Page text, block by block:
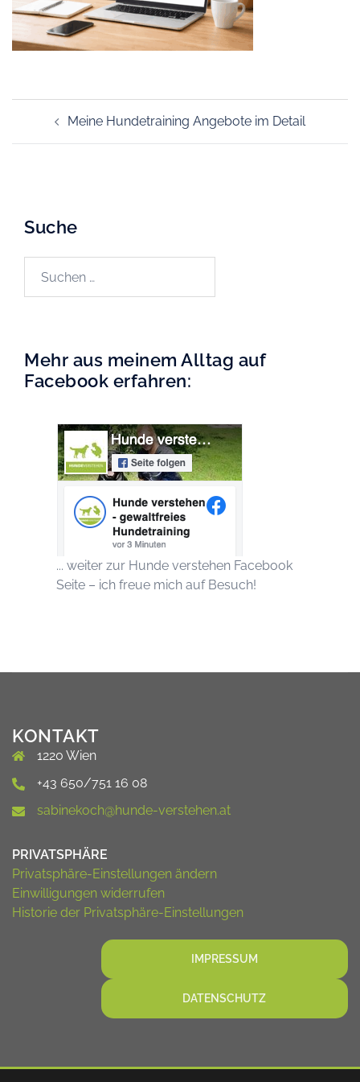
Beitragsnavigation
Meine Hundetraining Angebote im Detail
Suche
nach:
Mehr aus meinem Alltag auf
Facebook erfahren:
... weiter zur Hunde verstehen Facebook
Seite – ich freue mich auf Besuch!
KONTAKT
1220 Wien
+43 650/751 16 08
sabinekoch@hunde-verstehen.at
PRIVATSPHÄRE
Privatsphäre-Einstellungen ändern
Einwilligungen widerrufen
Historie der Privatsphäre-Einstellungen
IMPRESSUM
DATENSCHUTZ